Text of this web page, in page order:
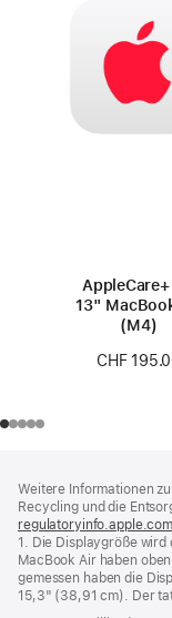
13"
(M4)
CHF
Weitere Informationen
Recycling und die
1. Die Displaygröße wird
MacBook Air haben
gemessen haben die
15,3" (38,91 cm). Der